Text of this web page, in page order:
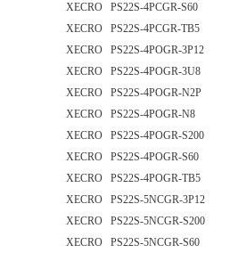
XECRO PS22S-4PCGR-S60
XECRO PS22S-4PCGR-TB5
XECRO PS22S-4POGR-3P12
XECRO PS22S-4POGR-3U8
XECRO PS22S-4POGR-N2P
XECRO PS22S-4POGR-N8
XECRO PS22S-4POGR-S200
XECRO PS22S-4POGR-S60
XECRO PS22S-4POGR-TB5
XECRO PS22S-5NCGR-3P12
XECRO PS22S-5NCGR-S200
XECRO PS22S-5NCGR-S60